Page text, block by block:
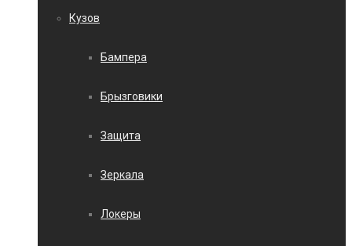
Кузов
Бампера
Брызговики
Защита
Зеркала
Локеры